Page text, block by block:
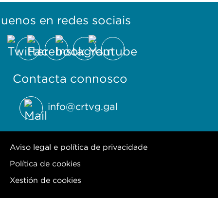
Contacta connosco
info@crtvg.gal
en redes sociais
Aviso legal e política de privacidade
Política de cookies
Xestión de cookies